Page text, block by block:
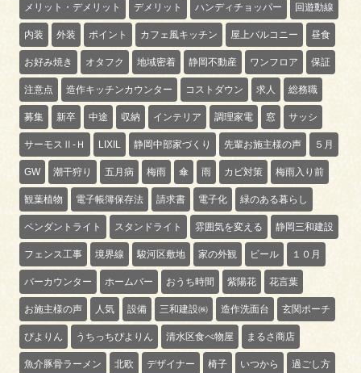
メリット・デメリット デメリット ハンディチョッパー 回遊動線
内装 外装 ポイント カフェ風キッチン 屋上バルコニー 昼食
お好み焼き オタフク 地域密着 静岡不動産 ワンフロア 保証
注意点 造作キッチンカウンター コストダウン 求人 総務職
募集 新卒 中途 収納 インテリア 調理家電 窓 サッシ
サーモスⅡ-Ｈ LIXIL 静岡中部家づくり 先輩お施主様の声 ５月
GW 潮干狩り 五月病 梅雨 傘 雨 カビ対策 梅雨入り前
観葉植物 電子帳簿保存法 請求書 電子化 緑のある暮らし
ペンダントライト スタンドライト 雰囲気を変える 静岡三和建設
フェンス工事 境界線 駿河区敷地 家の外観 ビール １０月
バーカウンター ホームバー おうち時間 紫陽花 花言葉
お施主様の声 人気 設備 三和建設㈱ 造作洗面台 玄関ポーチ
ぴよりん うちっちぴよりん 清水区食べ物屋 まるさ商店
魚介豚骨ラーメン 北欧 デザイナー 椅子 いつから 過ごし方